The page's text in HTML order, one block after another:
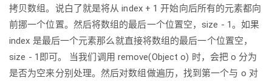
拷贝数组。说白了就是将从 index + 1 开始向后所有的元素都向
前挪一个位置。然后将数组的最后一个位置空，size - 1。如果
index 是最后一个元素那么就直接将数组的最后一个位置空，
size - 1即可。 当我们调用 remove(Object o) 时，会把 o 分为
是否为空来分别处理。然后对数组做遍历，找到第一个与 o 对